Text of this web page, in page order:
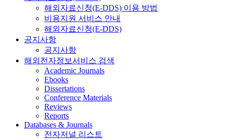
해외자료신청(E-DDS) 이용 방법
비용지원 서비스 안내
해외자료신청(E-DDS)
공지사항
공지사항
해외전자정보서비스 검색
Academic Journals
Ebooks
Dissertations
Conference Materials
Reviews
Reports
Databases & Journals
전자저널 리스트